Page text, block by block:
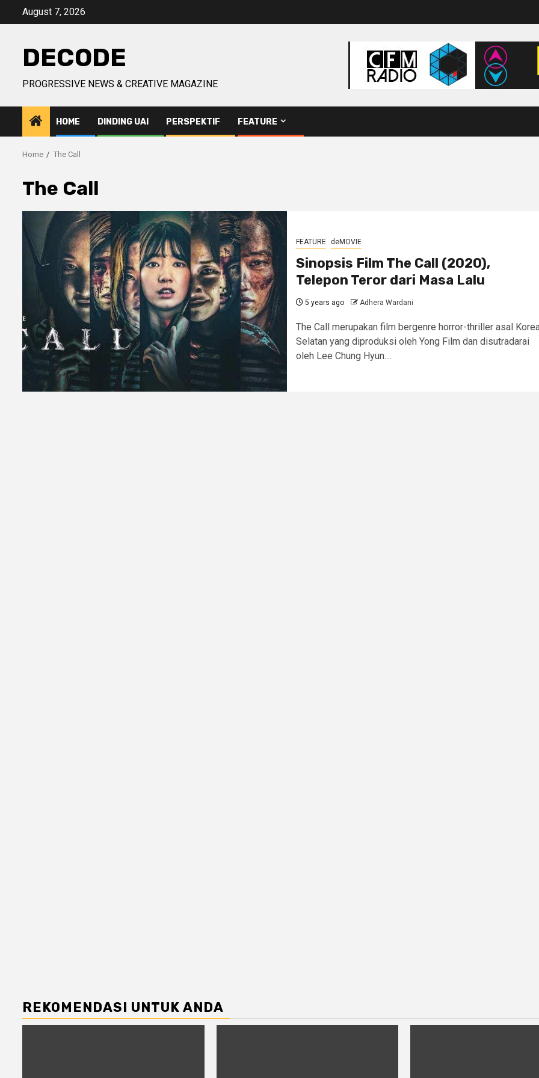
August 7, 2026
DECODE
PROGRESSIVE NEWS & CREATIVE MAGAZINE
HOME DINDING UAI PERSPEKTIF FEATURE
Home The Call
The Call
FEATURE deMOVIE
Sinopsis Film The Call (2020),
Telepon Teror dari Masa Lalu
5 years ago Adhera Wardani
The Call merupakan film bergenre horror-thriller asal
Selatan yang diproduksi oleh Yong Film dan disutradarai
oleh Lee Chung Hyun....
REKOMENDASI UNTUK ANDA